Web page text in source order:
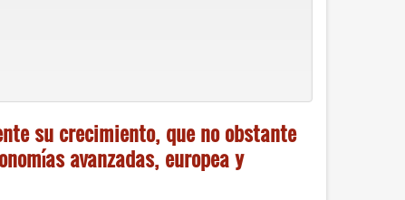
su crecimiento, que no obstante
avanzadas, europea y